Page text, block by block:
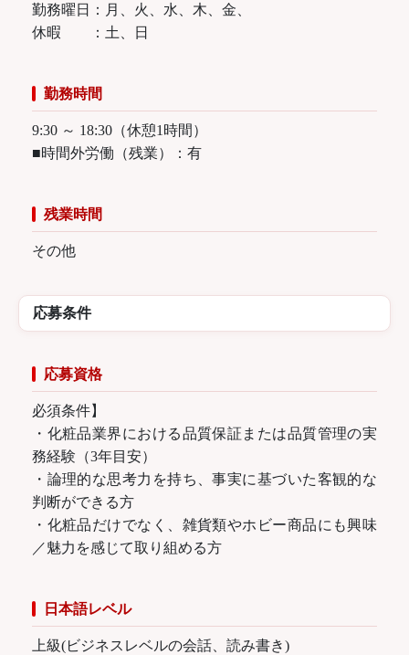
勤務曜日：月、火、水、木、金、
休暇 ：土、日
勤務時間
9:30 ～ 18:30（休憩1時間）
■時間外労働（残業）：有
残業時間
その他
応募条件
応募資格
必須条件】
・化粧品業界における品質保証または品質管理の実
務経験（3年目安）
・論理的な思考力を持ち、事実に基づいた客観的な
判断ができる方
・化粧品だけでなく、雑貨類やホビー商品にも興味
／魅力を感じて取り組める方
日本語レベル
上級(ビジネスレベルの会話、読み書き)